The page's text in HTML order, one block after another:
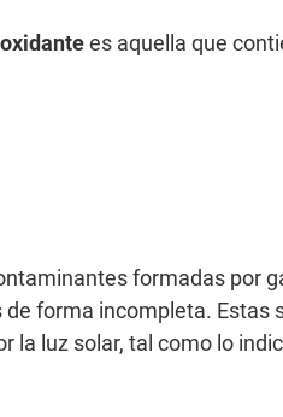
es aquella que
formadas por
forma incompleta. Estas
luz solar, tal como lo